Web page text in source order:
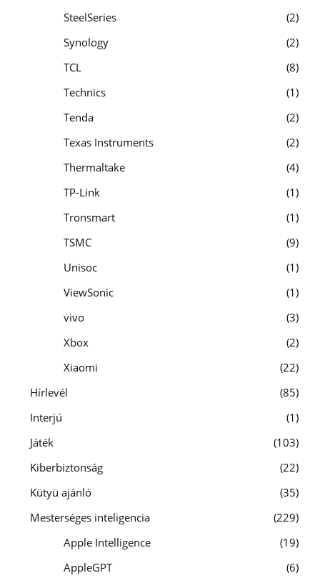
SteelSeries
2
Synology
2
TCL
8
Technics
1
Tenda
2
Texas Instruments
2
Thermaltake
4
TP-Link
1
Tronsmart
1
TSMC
9
Unisoc
1
ViewSonic
1
vivo
3
Xbox
2
Xiaomi
22
Hírlevél
85
Interjú
1
Játék
103
Kiberbiztonság
22
Kütyü ajánló
35
Mesterséges inteligencia
229
Apple Intelligence
19
AppleGPT
6